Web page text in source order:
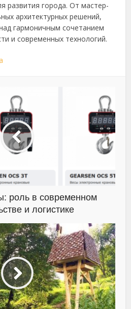
развития города. От мастер-
архитектурных решений,
гармоничным сочетанием
и современных технологий.
роль в современном
и логистике